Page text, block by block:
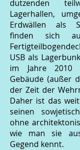
dutzenden
Lagerhallen,
Erdwällen als
finden sich
USB als
im Jahre 2010
Gebäude (außer
der Zeit der
Daher ist das
seinen
ohne
wie man sie
Gegend kennt.